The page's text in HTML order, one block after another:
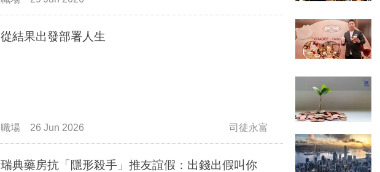
從結果出發部署人生
職場 26 Jun 2026 司徒永富
瑞典藥房抗「隱形殺手」推友誼假：出錢出假叫你